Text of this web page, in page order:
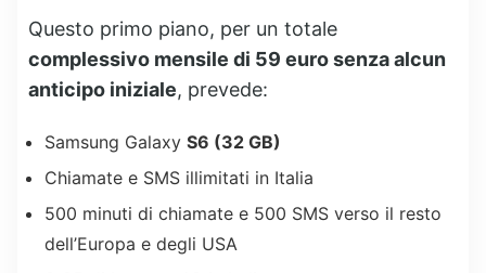
Questo primo piano, per un totale
complessivo mensile di 59 euro senza alcun
anticipo iniziale, prevede:
Samsung Galaxy S6 (32 GB)
Chiamate e SMS illimitati in Italia
500 minuti di chiamate e 500 SMS verso il resto
dell’Europa e degli USA